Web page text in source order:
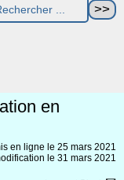
en
en ligne le 25 mars 2021
le 31 mars 2021